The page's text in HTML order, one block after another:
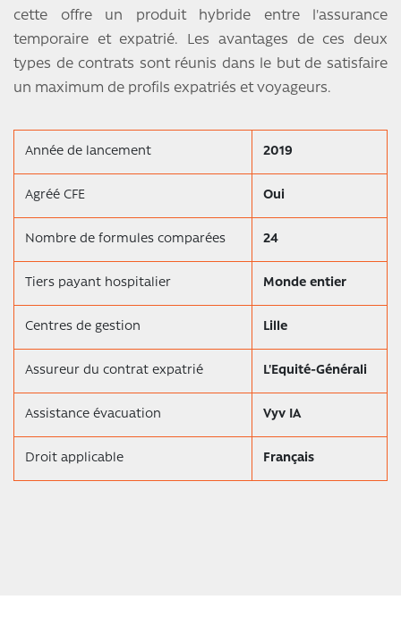
cette offre un produit hybride entre l'assurance
temporaire et expatrié. Les avantages de ces deux
types de contrats sont réunis dans le but de satisfaire
un maximum de profils expatriés et voyageurs.
Année de lancement 2019
Agréé CFE Oui
Nombre de formules comparées 24
Tiers payant hospitalier Monde entier
Centres de gestion Lille
Assureur du contrat expatrié L'Equité-Générali
Assistance évacuation Vyv IA
Droit applicable Français